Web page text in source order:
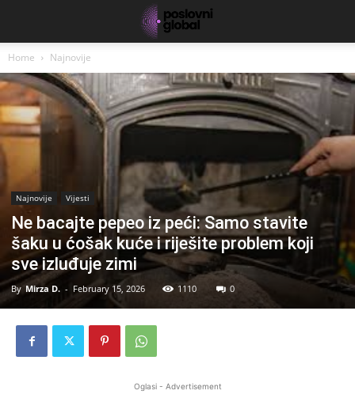
Home Najnovije
Najnovije Vijesti
Ne bacajte pepeo iz peći: Samo stavite
šaku u ćošak kuće i riješite problem koji
sve izluđuje zimi
By Mirza D. - February 15, 2026 1110 0
Oglasi - Advertisement